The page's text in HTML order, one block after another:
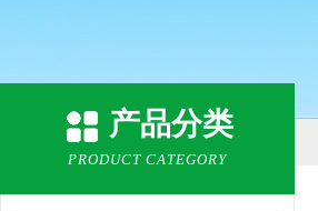
产品分类
PRODUCT CATEGORY